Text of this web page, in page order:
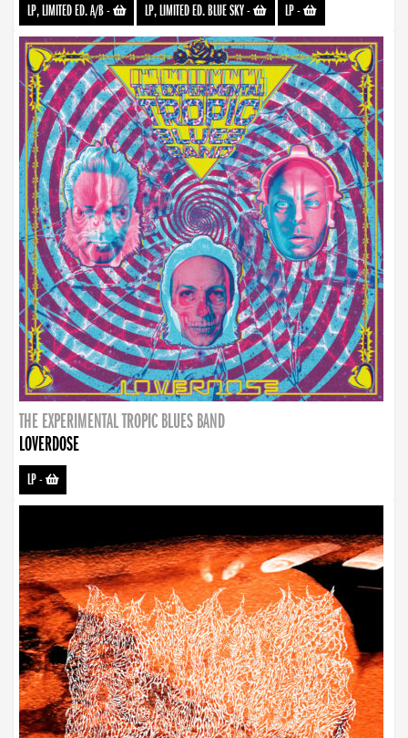
LP, LIMITED ED. A/B- LP, LIMITED ED. BLUE SKY- LP-
THE EXPERIMENTAL TROPIC BLUES BAND
LOVERDOSE
LP-